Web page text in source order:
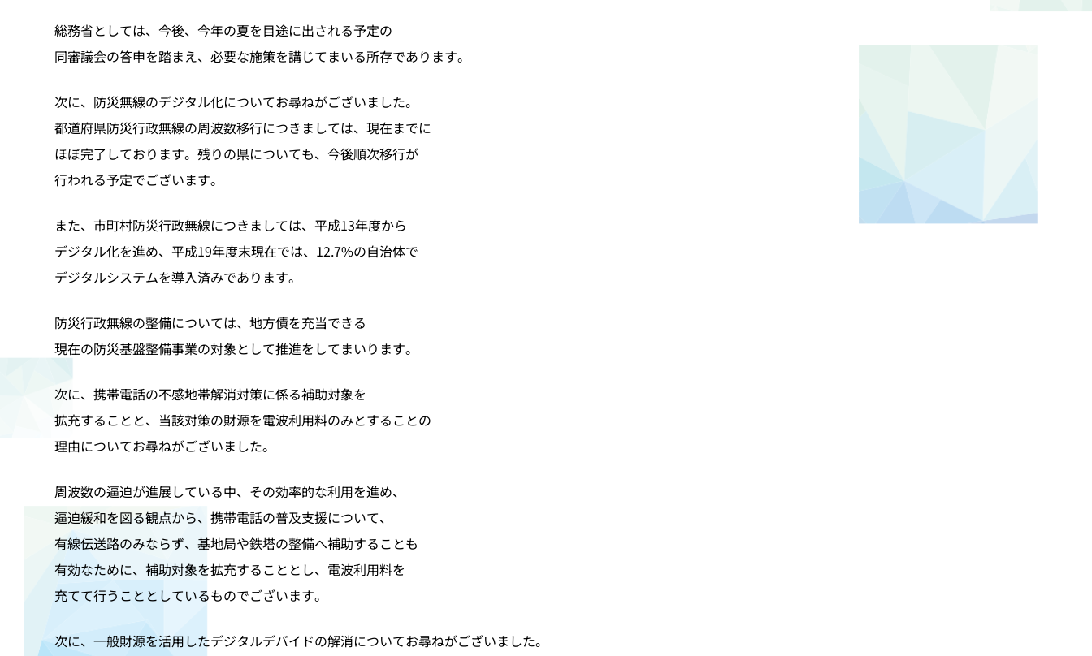
総務省としては、今後、今年の夏を目途に出される予定の
同審議会の答申を踏まえ、必要な施策を講じてまいる所存であります。
次に、防災無線のデジタル化についてお尋ねがございました。
都道府県防災行政無線の周波数移行につきましては、現在までに
ほぼ完了しております。残りの県についても、今後順次移行が
行われる予定でございます。
また、市町村防災行政無線につきましては、平成13年度から
デジタル化を進め、平成19年度末現在では、12.7%の自治体で
デジタルシステムを導入済みであります。
防災行政無線の整備については、地方債を充当できる
現在の防災基盤整備事業の対象として推進をしてまいります。
次に、携帯電話の不感地帯解消対策に係る補助対象を
拡充することと、当該対策の財源を電波利用料のみとすることの
理由についてお尋ねがございました。
周波数の逼迫が進展している中、その効率的な利用を進め、
逼迫緩和を図る観点から、携帯電話の普及支援について、
有線伝送路のみならず、基地局や鉄塔の整備へ補助することも
有効なために、補助対象を拡充することとし、電波利用料を
充てて行うこととしているものでございます。
次に、一般財源を活用したデジタルデバイドの解消についてお尋ねがございました。